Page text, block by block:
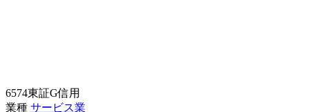
6574東証G信用
業種 サービス業